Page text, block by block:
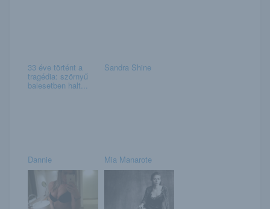
33 éve történt a
tragédia: szörnyű
balesetben halt...
Sandra Shine
Dannie Mia Manarote